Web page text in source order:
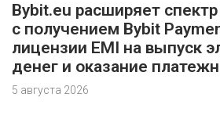
Bybit.eu расширяет спектр
с получением Bybit
лицензии EMI на выпуск
денег и оказание
5 августа 2026